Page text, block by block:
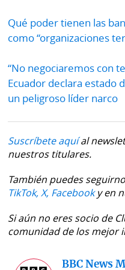
Qué poder tienen las
como “organizaciones
“No negociaremos con
Ecuador declara estado
un peligroso líder narco
Suscríbete aquíal
nuestros titulares.
También puedes
TikTok, X, Facebooky en
Si aún no eres socio de
comunidad de los mejor
BBC News